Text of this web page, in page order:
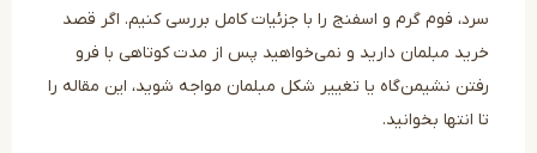
فوم گرم و اسفنج را با جزئیات کامل بررسی کنیم. اگر قصد
مبلمان دارید و نمی‌خواهید پس از مدت کوتاهی با فرو
نشیمن‌گاه یا تغییر شکل مبلمان مواجه شوید، این مقاله را
بخوانید.